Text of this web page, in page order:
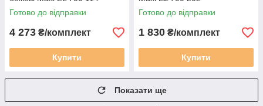
Готово до відправки
4 273 ₴/комплект
Купити
Готово до відправки
1 830 ₴/комплект
Купити
Показати ще